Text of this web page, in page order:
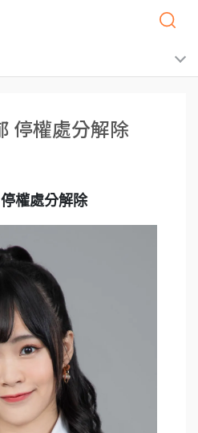
停權處分解除
權處分解除